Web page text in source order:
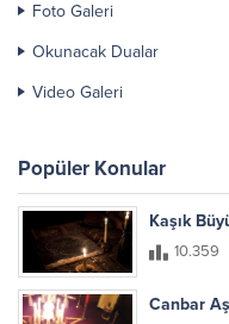
Foto Galeri
Okunacak Dualar
Video Galeri
Popüler Konular
Kaşık
10.359
Canbar